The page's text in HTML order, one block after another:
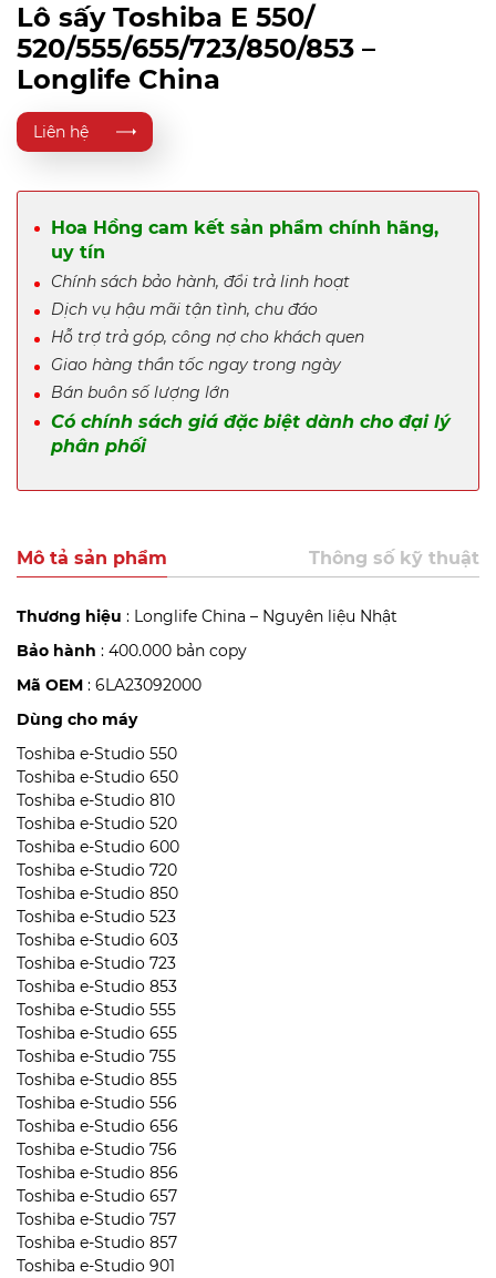
Lô sấy Toshiba E 550/
520/555/655/723/850/853 –
Longlife China
Liên hệ
Hoa Hồng cam kết sản phẩm chính hãng,
uy tín
Chính sách bảo hành, đổi trả linh hoạt
Dịch vụ hậu mãi tận tình, chu đáo
Hỗ trợ trả góp, công nợ cho khách quen
Giao hàng thần tốc ngay trong ngày
Bán buôn số lượng lớn
Có chính sách giá đặc biệt dành cho đại lý
phân phối
Mô tả sản phẩm Thông số kỹ thuật
Thương hiệu : Longlife China – Nguyên liệu Nhật
Bảo hành : 400.000 bản copy
Mã OEM : 6LA23092000
Dùng cho máy
Toshiba e-Studio 550
Toshiba e-Studio 650
Toshiba e-Studio 810
Toshiba e-Studio 520
Toshiba e-Studio 600
Toshiba e-Studio 720
Toshiba e-Studio 850
Toshiba e-Studio 523
Toshiba e-Studio 603
Toshiba e-Studio 723
Toshiba e-Studio 853
Toshiba e-Studio 555
Toshiba e-Studio 655
Toshiba e-Studio 755
Toshiba e-Studio 855
Toshiba e-Studio 556
Toshiba e-Studio 656
Toshiba e-Studio 756
Toshiba e-Studio 856
Toshiba e-Studio 657
Toshiba e-Studio 757
Toshiba e-Studio 857
Toshiba e-Studio 901